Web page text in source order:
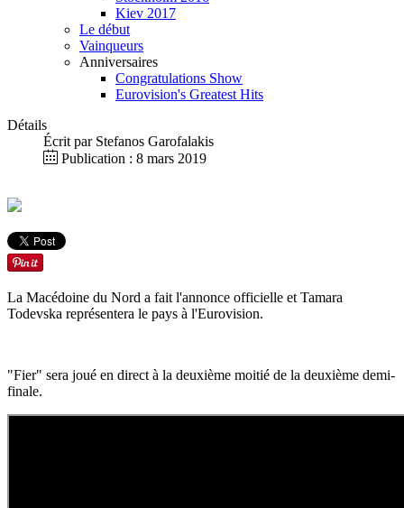
Kiev 2017
Le début
Vainqueurs
Anniversaires
Congratulations Show
Eurovision's Greatest Hits
Détails
Écrit par Stefanos Garofalakis
Publication : 8 mars 2019
La Macédoine du Nord a fait l'annonce officielle et Tamara
Todevska représentera le pays à l'Eurovision.
"Fier" sera joué en direct à la deuxième moitié de la deuxième demi-
finale.